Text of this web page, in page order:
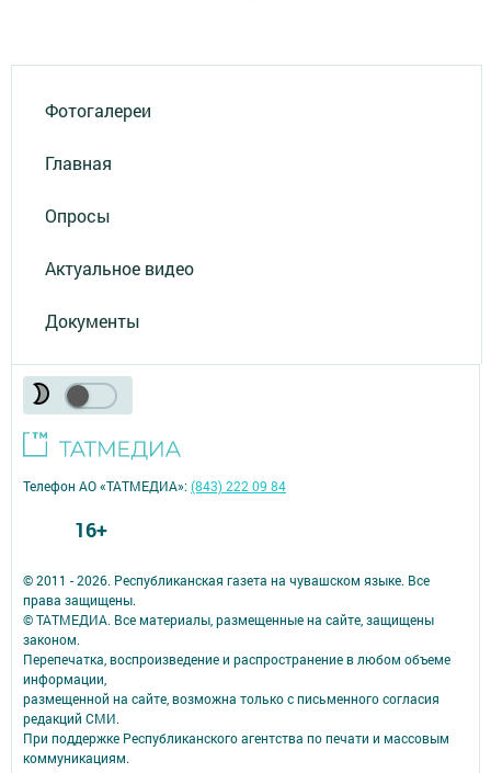
Фотогалереи
Главная
Опросы
Актуальное видео
Документы
© 2011 - 2026. Республиканская газета на чувашском языке. Все
права защищены.
© ТАТМЕДИА. Все материалы, размещенные на сайте, защищены
законом.
Перепечатка, воспроизведение и распространение в любом объеме
информации,
размещенной на сайте, возможна только с письменного согласия
редакций СМИ.
При поддержке Республиканского агентства по печати и массовым
коммуникациям.
Телефон АО «ТАТМЕДИА»:(843) 222 09 84
16+